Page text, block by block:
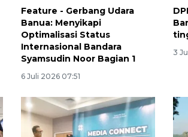
Feature - Gerbang Udara
Banua: Menyikapi
Optimalisasi Status
Internasional Bandara
Syamsudin Noor Bagian 1
6 Juli 2026 07:51
3